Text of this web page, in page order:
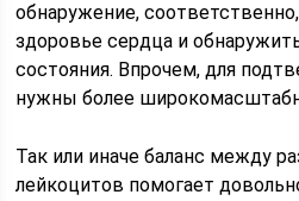
обнаружение,
здоровье сердца и
состояния. Впрочем, для
нужны более
Так или иначе баланс между
лейкоцитов помогает